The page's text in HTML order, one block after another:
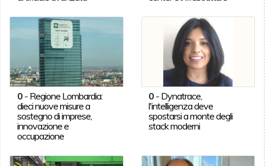
0- Regione Lombardia:
dieci nuove misure a
sostegno di imprese,
innovazione e
occupazione
0 - Dynatrace,
l'intelligenza deve
spostarsi a monte degli
stack moderni